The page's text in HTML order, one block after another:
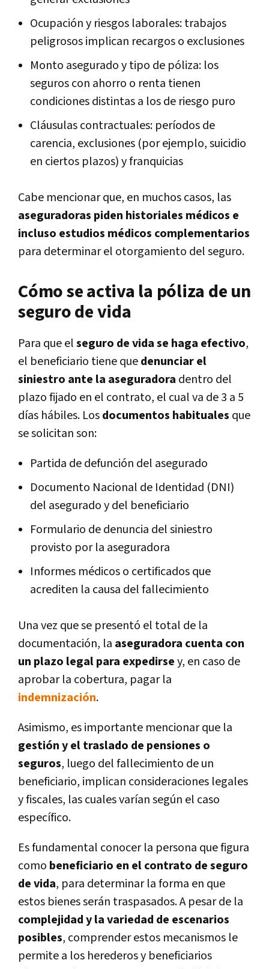
Ocupación y riesgos laborales: trabajos
peligrosos implican recargos o exclusiones
Monto asegurado y tipo de póliza: los
seguros con ahorro o renta tienen
condiciones distintas a los de riesgo puro
Cláusulas contractuales: períodos de
carencia, exclusiones (por ejemplo, suicidio
en ciertos plazos) y franquicias
Cabe mencionar que, en muchos casos, las
aseguradoras piden historiales médicos e
incluso estudios médicos complementarios
para determinar el otorgamiento del seguro.
Cómo se activa la póliza de un
seguro de vida
Para que elseguro de vida se haga efectivo,
el beneficiario tiene quedenunciar el
siniestro ante la aseguradora dentro del
plazo fijado en el contrato, el cual va de 3 a 5
días hábiles. Losdocumentos habituales que
se solicitan son:
Partida de defunción del asegurado
Documento Nacional de Identidad (DNI)
del asegurado y del beneficiario
Formulario de denuncia del siniestro
provisto por la aseguradora
Informes médicos o certificados que
acrediten la causa del fallecimiento
Una vez que se presentó el total de la
documentación, la aseguradora cuenta con
un plazo legal para expedirsey, en caso de
aprobar la cobertura, pagar la
indemnización.
Asimismo, es importante mencionar que la
gestión y el traslado de pensiones o
seguros, luego del fallecimiento de un
beneficiario, implican consideraciones legales
y fiscales, las cuales varían según el caso
específico.
Es fundamental conocer la persona que figura
como beneficiario en el contrato de seguro
de vida, para determinar la forma en que
estos bienes serán traspasados. A pesar de la
complejidad y la variedad de escenarios
posibles, comprender estos mecanismos le
permite a los herederos y beneficiarios